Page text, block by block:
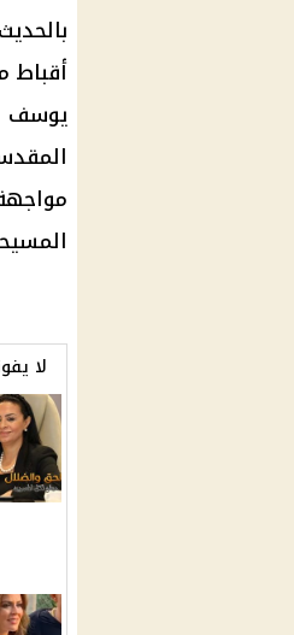
أقباط
يوسف
لا